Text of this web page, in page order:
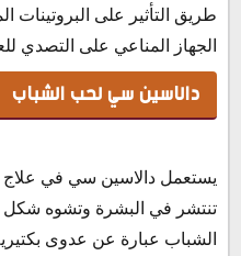
طريق التأثير على البروتينات
الجهاز المناعي على التصدي
دالاسين سي لحب الشباب
يستعمل دالاسين سي في علاج
تنتشر في البشرة وتشوه
الشباب عبارة عن عدوى